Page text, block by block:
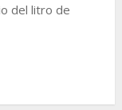
del litro de